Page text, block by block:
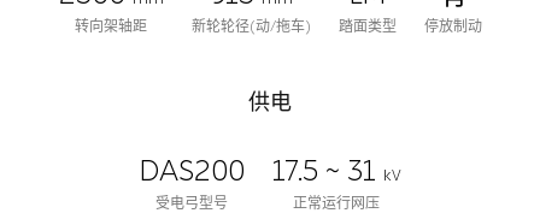
转向架轴距
新轮轮径(动/拖车)
踏面类型 停放制动
供电
DAS200
受电弓型号
17.5 ~ 31
kV
正常运行网压